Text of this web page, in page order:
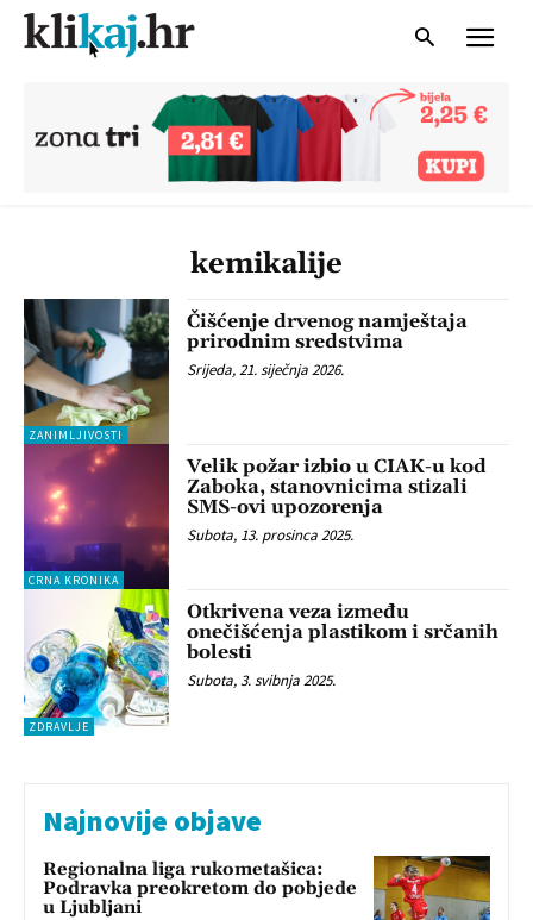
kemikalije
ZANIMLJIVOSTI
Čišćenje drvenog namještaja
prirodnim sredstvima
Srijeda, 21. siječnja 2026.
CRNA KRONIKA
Velik požar izbio u CIAK-u kod
Zaboka, stanovnicima stizali
SMS-ovi upozorenja
Subota, 13. prosinca 2025.
ZDRAVLJE
Otkrivena veza između
onečišćenja plastikom i srčanih
bolesti
Subota, 3. svibnja 2025.
Najnovije objave
Regionalna liga rukometašica:
Podravka preokretom do pobjede
u Ljubljani